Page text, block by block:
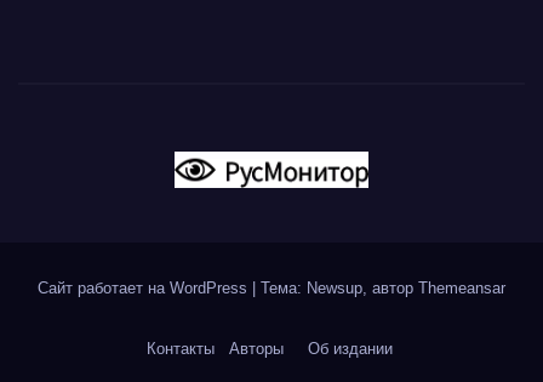
Сайт работает на WordPress | Тема: Newsup, автор Themeansar
Контакты Авторы Об издании